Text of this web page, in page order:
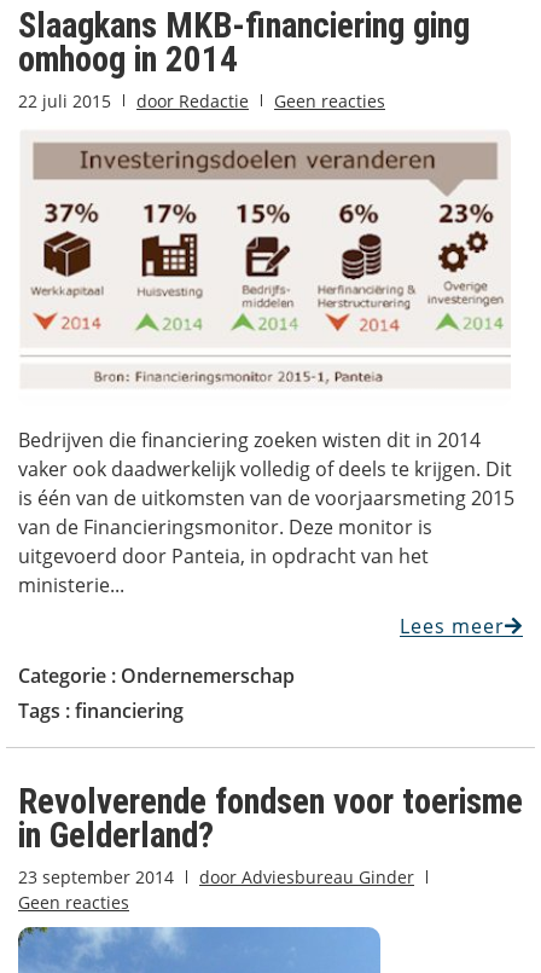
Slaagkans MKB-financiering ging
omhoog in 2014
22 juli 2015 door Redactie Geen reacties
Bedrijven die financiering zoeken wisten dit in 2014
vaker ook daadwerkelijk volledig of deels te krijgen. Dit
is één van de uitkomsten van de voorjaarsmeting 2015
van de Financieringsmonitor. Deze monitor is
uitgevoerd door Panteia, in opdracht van het
ministerie...
Lees meer
Categorie : Ondernemerschap
Tags :financiering
Revolverende fondsen voor toerisme
in Gelderland?
23 september 2014 door Adviesbureau Ginder
Geen reacties